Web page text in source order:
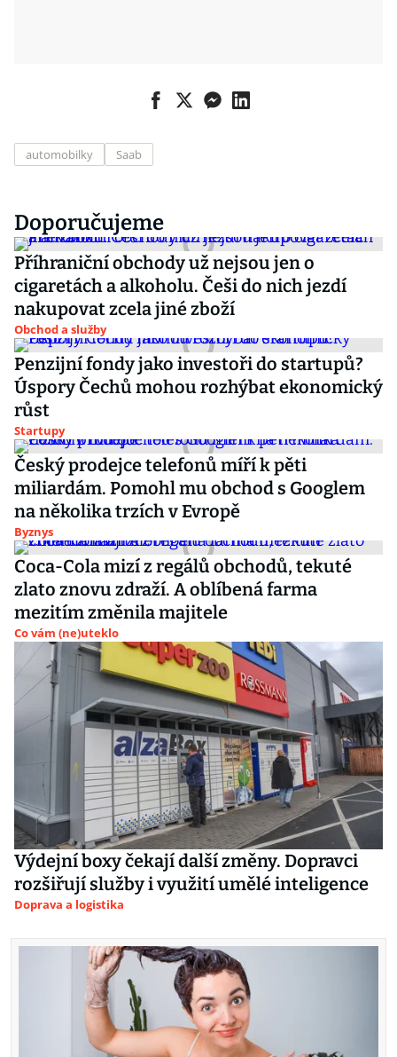
automobilky Saab
Doporučujeme
Příhraniční obchody už nejsou jen o
cigaretách a alkoholu. Češi do nich jezdí
nakupovat zcela jiné zboží
Obchod a služby
Penzijní fondy jako investoři do startupů?
Úspory Čechů mohou rozhýbat ekonomický
růst
Startupy
Český prodejce telefonů míří k pěti
miliardám. Pomohl mu obchod s Googlem
na několika trzích v Evropě
Byznys
Coca-Cola mizí z regálů obchodů, tekuté
zlato znovu zdraží. A oblíbená farma
mezitím změnila majitele
Co vám (ne)uteklo
Výdejní boxy čekají další změny. Dopravci
rozšiřují služby i využití umělé inteligence
Doprava a logistika